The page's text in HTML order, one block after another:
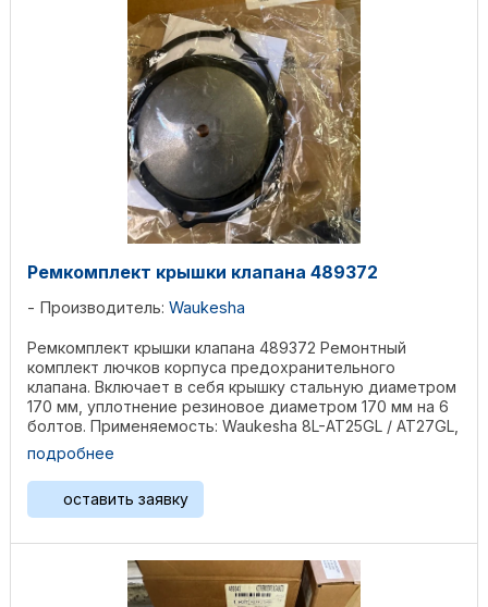
Ремкомплект крышки клапана 489372
Производитель: Waukesha
Ремкомплект крышки клапана 489372 Ремонтный
комплект лючков корпуса предохранительного
клапана. Включает в себя крышку стальную диаметром
170 мм, уплотнение резиновое диаметром 170 мм на 6
болтов. Применяемость: Waukesha 8L-AT25GL / AT27GL,
подробнее
оставить заявку